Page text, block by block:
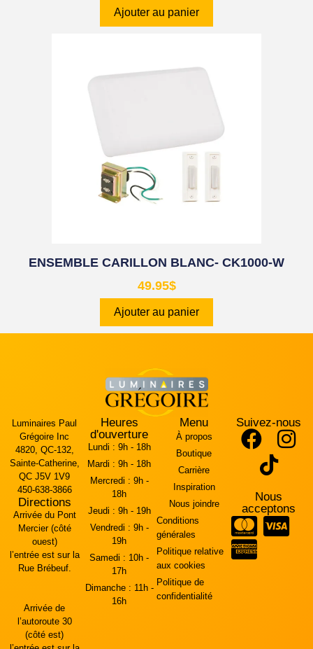
Ajouter au panier
ENSEMBLE CARILLON BLANC- CK1000-W
49.95$
Ajouter au panier
Luminaires Paul
Grégoire Inc
4820, QC-132,
Sainte-Catherine,
QC J5V 1V9
450-638-3866
Directions
Arrivée du Pont
Mercier (côté
ouest)
l’entrée est sur la
Rue Brébeuf.
Arrivée de
l’autoroute 30
(côté est)
Heures
d'ouverture
Lundi : 9h - 18h
Mardi : 9h - 18h
Mercredi : 9h -
18h
Jeudi : 9h - 19h
Vendredi : 9h -
19h
Samedi : 10h -
17h
Dimanche : 11h -
16h
Menu
À propos
Boutique
Carrière
Inspiration
Nous joindre
Conditions
générales
Politique relative
aux cookies
Politique de
confidentialité
Suivez-nous
Nous
acceptons